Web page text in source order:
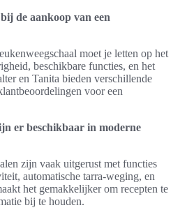
de aankoop van een
moet je letten op het
beschikbare functies, en het
en Tanita bieden verschillende
voor een
er beschikbaar in moderne
zijn vaak uitgerust met functies
automatische tarra-weging, en
het gemakkelijker om recepten te
bij te houden.